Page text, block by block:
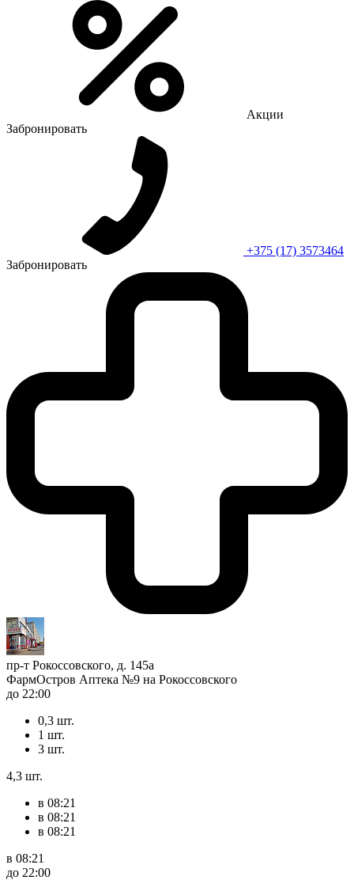
Акции
Забронировать
+375 (17) 3573464
Забронировать
пр-т Рокоссовского, д. 145а
ФармОстров Аптека №9 на Рокоссовского
до 22:00
0,3 шт.
1 шт.
3 шт.
4,3 шт.
в 08:21
в 08:21
в 08:21
в 08:21
до 22:00